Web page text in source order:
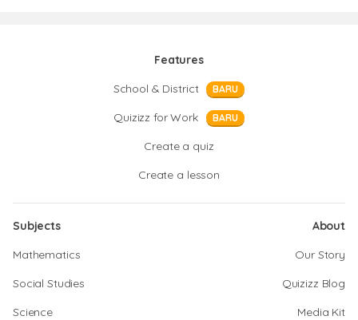
Features
School & District
BARU
Quizizz for Work BARU
Create a quiz
Create a lesson
Subjects
Mathematics
Social Studies
Science
About
Our Story
Quizizz Blog
Media Kit